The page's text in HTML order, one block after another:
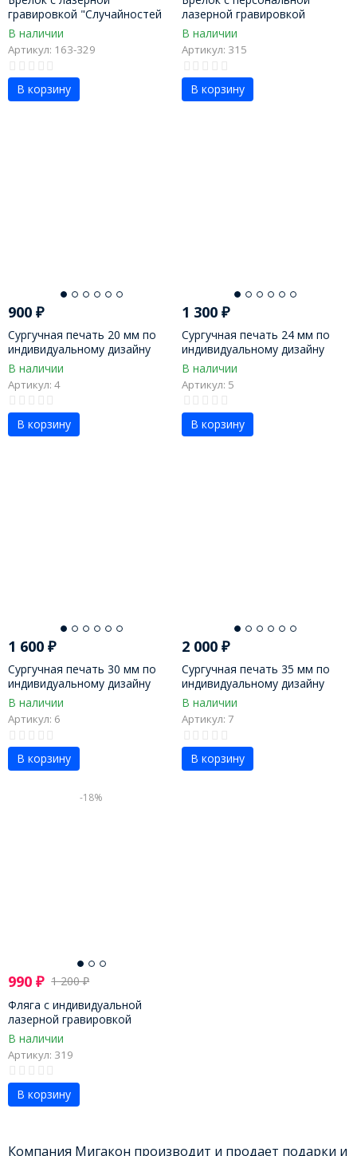
гравировкой "Случайностей
не бывает"
В наличии
Артикул: 163-329
В корзину
лазерной гравировкой
В наличии
Артикул: 315
В корзину
900 ₽
Сургучная печать 20 мм по
индивидуальному дизайну
В наличии
Артикул: 4
В корзину
1 300₽
Сургучная печать 24 мм по
индивидуальному дизайну
В наличии
Артикул: 5
В корзину
1 600 ₽
Сургучная печать 30 мм по
индивидуальному дизайну
В наличии
Артикул: 6
В корзину
2 000₽
Сургучная печать 35 мм по
индивидуальному дизайну
В наличии
Артикул: 7
В корзину
-18%
990 ₽ 1 200₽
Фляга с индивидуальной
лазерной гравировкой
В наличии
Артикул: 319
В корзину
Компания Мигакон производит и продает подарки и